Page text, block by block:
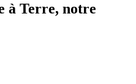
à Terre, notre